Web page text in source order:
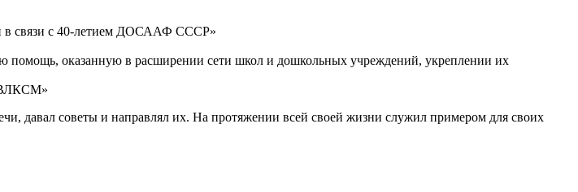
в связи с 40-летием ДОСААФ СССР»
оказанную в расширении сети школ и дошкольных учреждений, укреплении их
ВЛКСМ»
давал советы и направлял их. На протяжении всей своей жизни служил примером для своих